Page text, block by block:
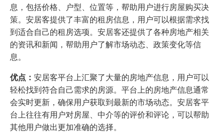
息，包括价格、户型、位置等，帮助用户进行房屋购买决
策。安居客提供了丰富的租房信息，用户可以根据需求找
到适合自己的租房选项。安居客还提供了各种房地产相关
的资讯和新闻，帮助用户了解市场动态、政策变化等信
息。
优点： 安居客平台上汇聚了大量的房地产信息，用户可以
轻松找到符合自己需求的房源。平台上的房地产信息通常
会实时更新，确保用户获取到最新的市场动态。安居客平
台上往往有用户对房屋、中介等的评价和评论，可以帮助
其他用户做出更加准确的选择。